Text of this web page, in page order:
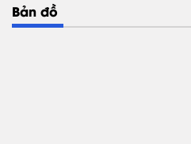
Bản đồ